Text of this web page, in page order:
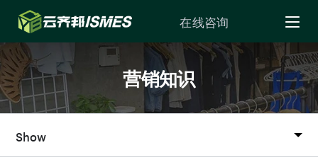
Skip to Content
在线咨询
营销知识
Show